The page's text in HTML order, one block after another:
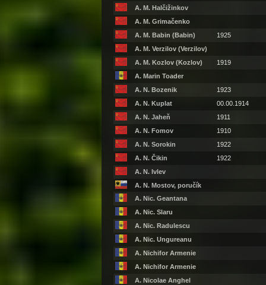
A. M. Halčižinkov
A. M. Grimačenko
A. M. Babin (Babin)
1925
A. M. Verzilov (Verzilov)
A. M. Kozlov (Kozlov)
1919
A. Marin Toader
A. N. Bozenik
1923
A. N. Kuplat
00.00.1914
A. N. Jaheň
1911
A. N. Fomov
1910
A. N. Sorokin
1922
A. N. Čikin
1922
A. N. Ivlev
A. N. Mostov, poručík
A. Nic. Geantana
A. Nic. Slaru
A. Nic. Radulescu
A. Nic. Ungureanu
A. Nichifor Armenie
A. Nichifor Armenie
A. Nicolae Anghel